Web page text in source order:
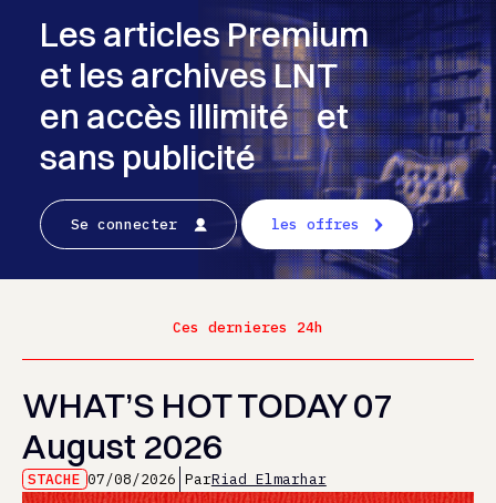
Les articles Premium
et les archives LNT
en accès illimité et
sans publicité
Se connecter les offres
Ces dernieres 24h
WHAT’S HOT TODAY 07
August 2026
STACHE 07/08/2026 ParRiad Elmarhar